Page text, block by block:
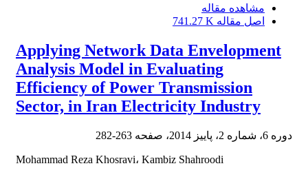
مشاهده مقاله
اصل مقاله 741.27 K
Applying Network Data Envelopment
Analysis Model in Evaluating
Efficiency of Power Transmission
Sector, in Iran Electricity Industry
دوره 6، شماره 2، پاییز 2014، صفحه 263-282
Mohammad Reza Khosravi، Kambiz Shahroodi